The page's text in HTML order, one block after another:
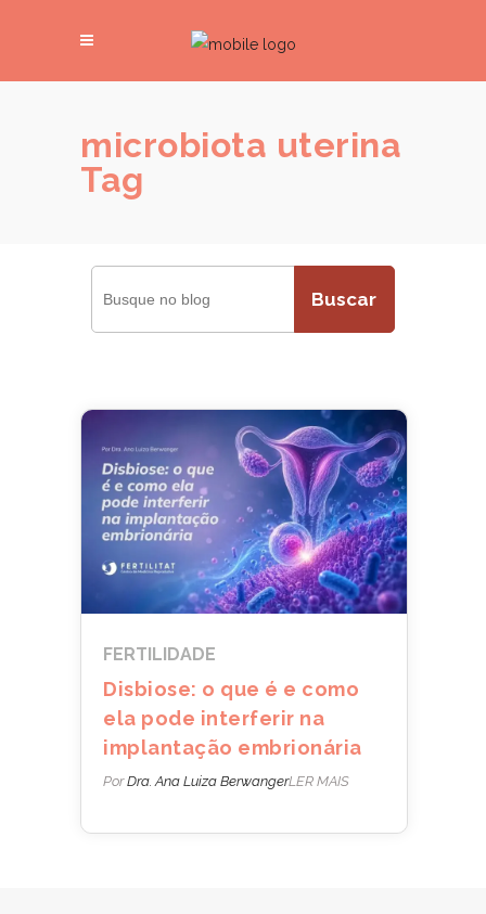
microbiota uterina
Tag
Buscar
FERTILIDADE
Disbiose: o que é e como
ela pode interferir na
implantação embrionária
PorDra. Ana Luiza BerwangerLER MAIS